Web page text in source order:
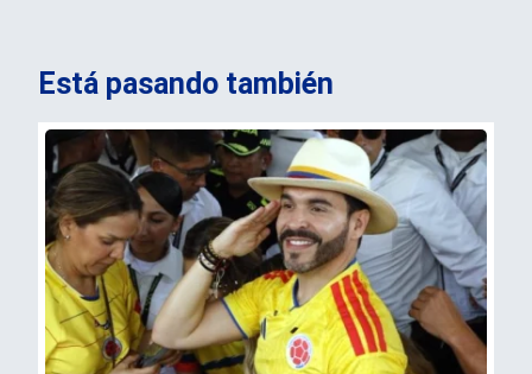
Está pasando también